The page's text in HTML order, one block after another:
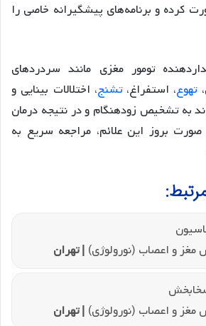
و برنامه‌های پیشگیرانه خاصی را
تومور مغزی مانند سردردهای
تهوع، استفراغ،تشنج، اختلالات بینایی و
به تشخیص زودهنگام و در نتیجه درمان
بروز این علائم، مراجعه سریع به
و اعصاب (نورولوژی) | تهران
و اعصاب (نورولوژی) | تهران